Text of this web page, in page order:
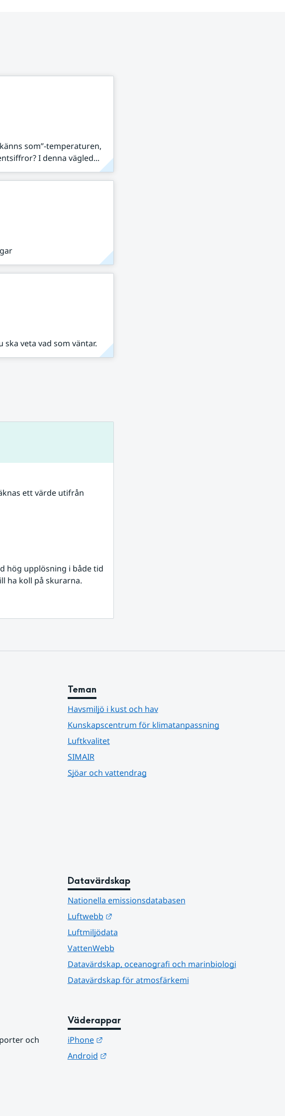
som”-temperaturen,
I denna vägled...
veta vad som väntar.
ett värde utifrån
hög upplösning i både tid
ha koll på skurarna.
Teman
Havsmiljö i kust och hav
Kunskapscentrum för klimatanpassning
Luftkvalitet
SIMAIR
Sjöar och vattendrag
Datavärdskap
Nationella emissionsdatabasen
Luftwebb
Länk till annan webbplats.
Luftmiljödata
VattenWebb
Datavärdskap, oceanografi och marinbiologi
Datavärdskap för atmosfärkemi
och
Väderappar
iPhone
Länk till annan webbplats.
Android
Länk till annan webbplats.